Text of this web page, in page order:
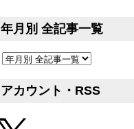
年月別 全記事一覧
アカウント・RSS